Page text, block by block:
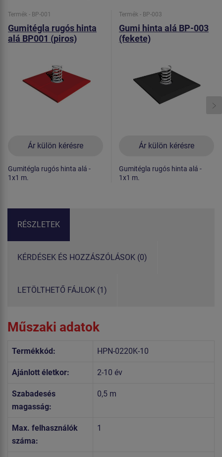
Termék - BP-001
Gumitégla rugós hinta
alá BP001 (piros)
Ár külön kérésre
Gumitégla rugós hinta alá -
1x1 m.
Termék - BP-003
Gumi hinta alá BP-003
(fekete)
Ár külön kérésre
Gumitégla rugós hinta alá -
1x1 m.
RÉSZLETEK
KÉRDÉSEK ÉS HOZZÁSZÓLÁSOK (0)
LETÖLTHETŐ FÁJLOK (1)
Műszaki adatok
Termékkód: HPN-0220K-10
Ajánlott életkor: 2-10 év
Szabadesés
magasság:
0,5 m
Max. felhasználók
száma:
1